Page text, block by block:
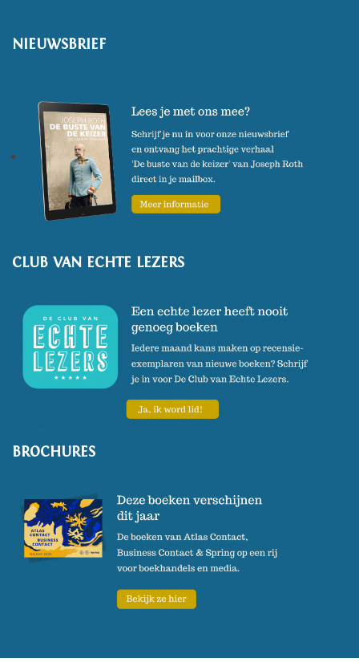
NIEUWSBRIEF
CLUB VAN ECHTE LEZERS
BROCHURES